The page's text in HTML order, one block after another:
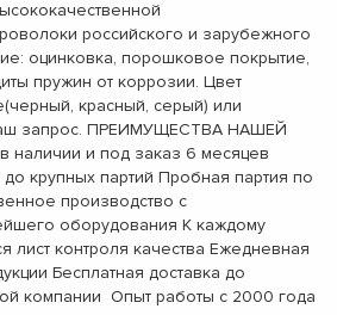
российского и зарубежного
оцинковка, порошковое покрытие,
пружин от коррозии. Цвет
красный, серый) или
запрос. ПРЕИМУЩЕСТВА НАШЕЙ
и под заказ 6 месяцев
до крупных партий Пробная партия по
производство с
оборудования К каждому
лист контроля качества Ежедневная
Бесплатная доставка до
компании Опыт работы с 2000 года